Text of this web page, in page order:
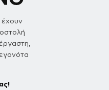
έχουν